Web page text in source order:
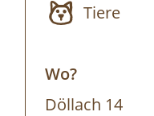
Tiere
Wo?
Döllach 14